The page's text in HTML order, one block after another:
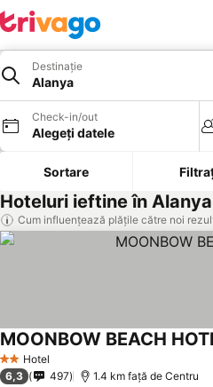
Destinație
Alanya
Check-in/out
Alegeți datele
Sortare
Hoteluri ieftine în
Cum influențează plățile către noi
2 SteleHotel
MOONBOW BEACH
6,3 497 1.4 km faţă de Centru